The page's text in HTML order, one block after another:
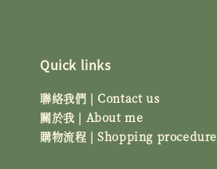
Quick links
聯絡我們 | Contact us
關於我 | About me
購物流程 | Shopping procedure